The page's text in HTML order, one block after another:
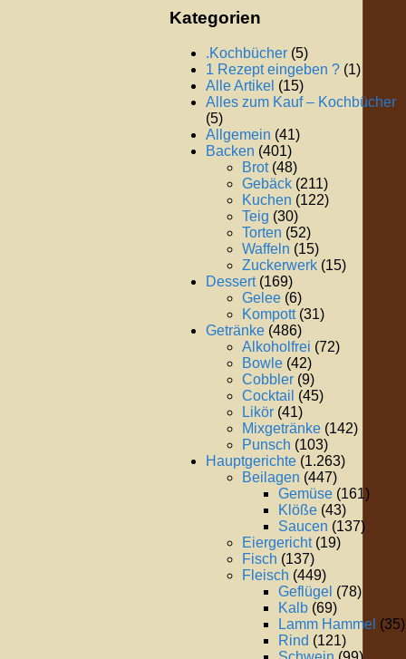
Kategorien
.Kochbücher (5)
1 Rezept eingeben ? (1)
Alle Artikel (15)
Alles zum Kauf – Kochbücher
(5)
Allgemein (41)
Backen (401)
Brot(48)
Gebäck (211)
Kuchen (122)
Teig (30)
Torten (52)
Waffeln (15)
Zuckerwerk (15)
Dessert(169)
Gelee (6)
Kompott(31)
Getränke (486)
Alkoholfrei (72)
Bowle (42)
Cobbler (9)
Cocktail (45)
Likör (41)
Mixgetränke (142)
Punsch (103)
Hauptgerichte (1.263)
Beilagen (447)
Gemüse (161)
Klöße (43)
Saucen (137)
Eiergericht(19)
Fisch (137)
Fleisch (449)
Geflügel (78)
Kalb (69)
Lamm Hammel (35)
Rind (121)